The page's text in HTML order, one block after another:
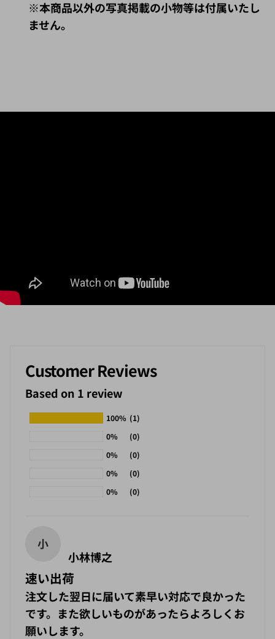
※本商品以外の写真掲載の小物等は付属いたし
ません。
Customer Reviews
Based on 1 review
100% (1)
0%
(0)
0%
(0)
0%
(0)
0%
(0)
小
小林博之
速い出荷
注文した翌日に届いて素早い対応で良かった
です。また欲しいものがあったらよろしくお
願いします。